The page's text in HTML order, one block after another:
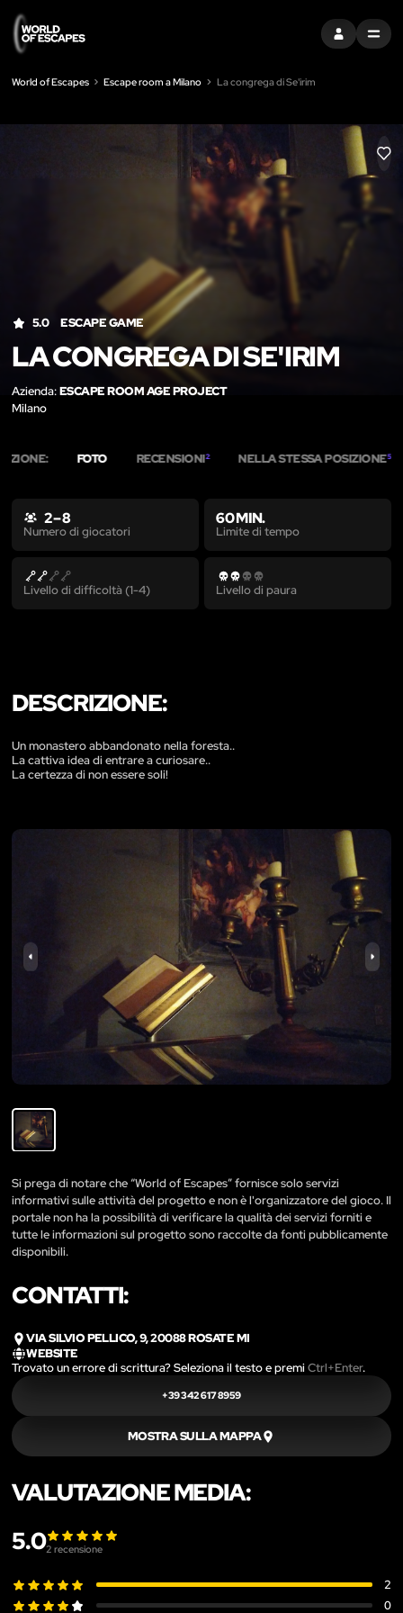
ACCEDIMENU
World of Escapes Escape room a Milano La congrega di Se'irim
LIKE
5.0 ESCAPE GAME
LA CONGREGA DI SE'IRIM
Azienda:ESCAPE ROOM AGE PROJECT
Milano
FOTO RECENSIONI2 NELLA STESSA POSIZIONE5
2 – 8
Numero di giocatori
60 MIN.
Limite di tempo
Livello di difficoltà (1-4) Livello di paura
DESCRIZIONE:
Un monastero abbandonato nella foresta..
La cattiva idea di entrare a curiosare..
La certezza di non essere soli!
Si prega di notare che “World of Escapes” fornisce solo servizi
informativi sulle attività del progetto e non è l'organizzatore del gioco. Il
portale non ha la possibilità di verificare la qualità dei servizi forniti e
tutte le informazioni sul progetto sono raccolte da fonti pubblicamente
disponibili.
CONTATTI:
VIA SILVIO PELLICO, 9, 20088 ROSATE MI
WEBSITE
Trovato un errore di scrittura? Seleziona il testo e premiCtrl+Enter.
+39 342 617 8959
MOSTRA SULLA MAPPA
VALUTAZIONE MEDIA:
5.02 recensione
2
0